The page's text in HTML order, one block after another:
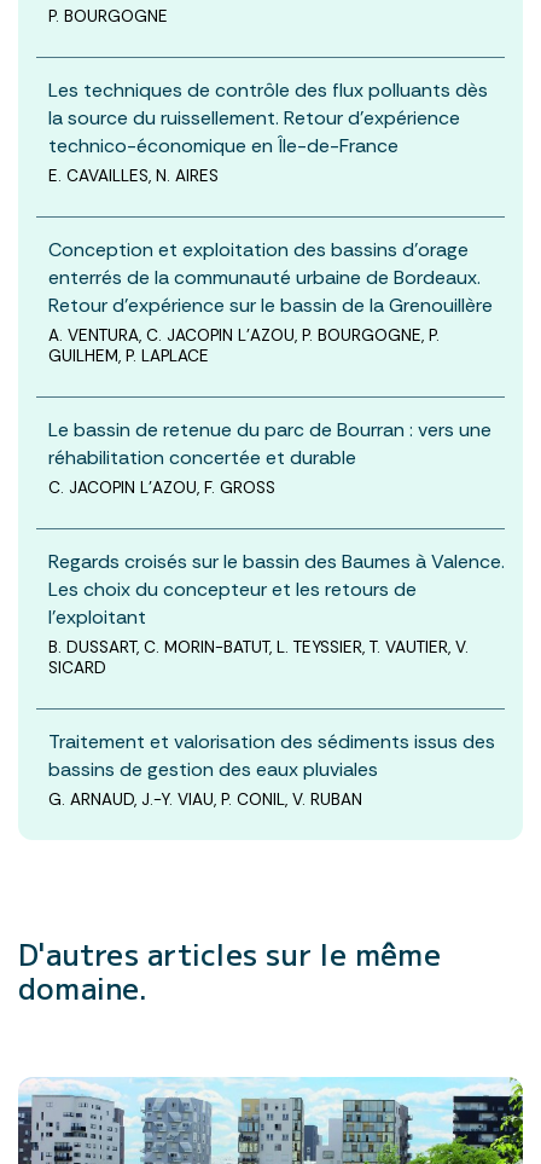
P. BOURGOGNE
Les techniques de contrôle des flux polluants dès
la source du ruissellement. Retour d’expérience
technico-économique en Île-de-France
E. CAVAILLES, N. AIRES
Conception et exploitation des bassins d’orage
enterrés de la communauté urbaine de Bordeaux.
Retour d’expérience sur le bassin de la Grenouillère
A. VENTURA, C. JACOPIN L’AZOU, P. BOURGOGNE, P.
GUILHEM, P. LAPLACE
Le bassin de retenue du parc de Bourran : vers une
réhabilitation concertée et durable
C. JACOPIN L’AZOU, F. GROSS
Regards croisés sur le bassin des Baumes à Valence.
Les choix du concepteur et les retours de
l’exploitant
B. DUSSART, C. MORIN-BATUT, L. TEYSSIER, T. VAUTIER, V.
SICARD
Traitement et valorisation des sédiments issus des
bassins de gestion des eaux pluviales
G. ARNAUD, J.-Y. VIAU, P. CONIL, V. RUBAN
D'autres articles sur le même
domaine.